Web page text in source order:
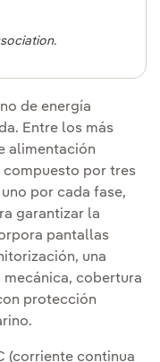
de energía
Entre los más
alimentación
compuesto por tres
por cada fase,
garantizar la
pantallas
una
cobertura
protección
(corriente continua